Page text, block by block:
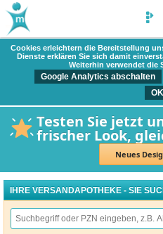
Cookies erleichtern die Bereitstellung
Dienste erklären Sie sich damit
Weiterhin verwendet die
Google Analytics abschalten
OK
Testen Sie jetzt
frischer Look,
Neues
IHRE VERSANDAPOTHEKE - SIE